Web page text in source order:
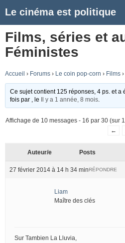
Le cinéma est politique
Films, séries et
Féministes
Accueil › Forums › Le coin pop-corn › Films ›
Ce sujet contient 125 réponses, 4 ps. et a
fois par
, le Il y a 1 année, 8 mois
Affichage de 10 messages - 16 par 30 (sur
←
Auteur/e Posts
27 février 2014 à 14 h 34 minRÉPONDRE
Liam
Maître des clés
Sur Tambien La Lluvia,